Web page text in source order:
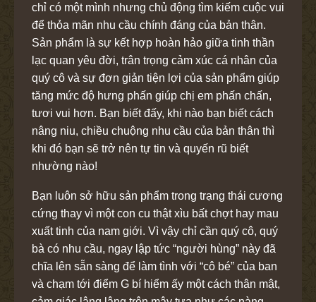
chỉ có một mình nhưng chủ động tìm kiếm cuộc vui
để thỏa mãn nhu cầu chính đáng của bản thân.
Sản phẩm là sự kết hợp hoàn hảo giữa tinh thần
lạc quan yêu đời, trân trọng cảm xúc cá nhân của
quý cô và sự đơn giản tiện lợi của sản phẩm giúp
tăng mức độ hưng phấn giúp chị em phấn chấn,
tươi vui hơn. Bạn biết đấy, khi nào bạn biết cách
nâng niu, chiều chuộng nhu cầu của bản thân thì
khi đó bạn sẽ trở nên tự tin và quyến rũ biết
nhường nào!
Bạn luôn sở hữu sản phẩm trong trạng thái cương
cứng thay vì một con cu thật xìu bất chợt hay mau
xuất tinh của nam giới. Vì vậy chỉ cần quý cô, quý
bà có nhu cầu, ngay lập tức “người hùng” này đã
chĩa lên sẵn sàng để làm tình với “cô bé” của ban
và chạm tới điểm G bí hiểm ấy một cách thân mật,